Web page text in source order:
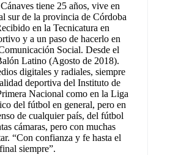
tiene 25 años, vive en
sur de la provincia de Córdoba
en la Tecnicatura en
y a un paso de hacerlo en
Social. Desde el
Latino (Agosto de 2018).
digitales y radiales, siempre
deportiva del Instituto de
Nacional como en la Liga
del fútbol en general, pero en
de cualquier país, del fútbol
cámaras, pero con muchas
“Con confianza y fe hasta el
final siempre”.